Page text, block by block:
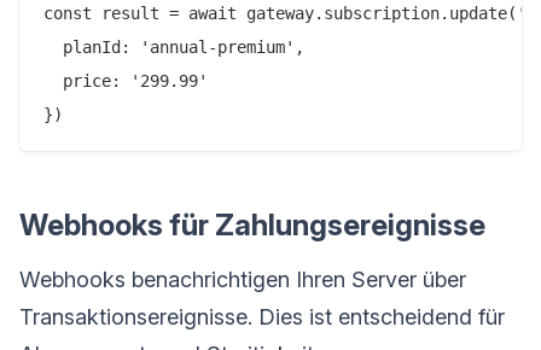
const result = await
  planId: 'annual-premium',
  price: '299.99'
Webhooks für Zahlungsereignisse
Webhooks benachrichtigen Ihren Server über
Transaktionsereignisse. Dies ist entscheidend für